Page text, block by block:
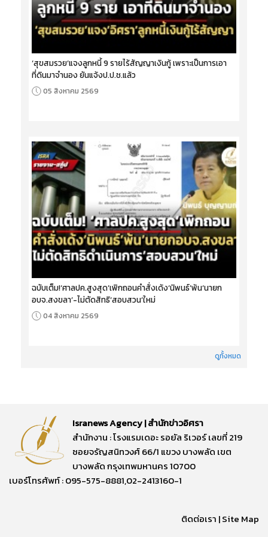
‘สุขสมรวย’แจงลูกหนี้ 9 รายไร้สัญญาเงินกู้ เพราะเป็นการเอา
ที่ดินมาจำนอง ยันแจ้งป.ป.ช.แล้ว
05 สิงหาคม 2569
ฉบับเต็ม!‘ศาลปค.สูงสุด’เพิกถอนคำสั่งเด้ง‘นิพนธ์’พ้น‘นายก
อบจ.สงขลา’-ไม่ตัดสิทธิ‘สอบสวน’ใหม่
04 สิงหาคม 2569
ดูทั้งหมด
Isranews Agency | สำนักข่าวอิศรา
สำนักงาน : โรงแรมเดอะ รอยัล ริเวอร์ เลขที่ 219
ซอยจรัญสนิทวงศ์ 66/1 แขวง บางพลัด เขต
บางพลัด กรุงเทพมหานคร 10700
เบอร์โทรศัพท์ : 095-575-8881,02-2413160-1
ติดต่อเรา |Site Map